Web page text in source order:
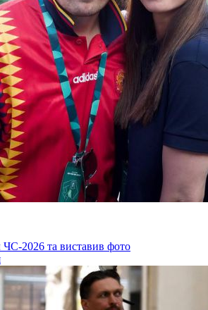
ЧС-2026 та виставив фото